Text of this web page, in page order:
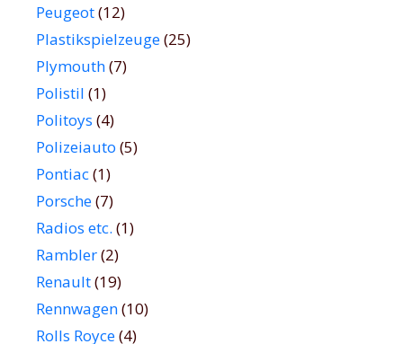
Peugeot(12)
Plastikspielzeuge(25)
Plymouth(7)
Polistil (1)
Politoys (4)
Polizeiauto (5)
Pontiac(1)
Porsche(7)
Radios etc. (1)
Rambler(2)
Renault(19)
Rennwagen(10)
Rolls Royce(4)